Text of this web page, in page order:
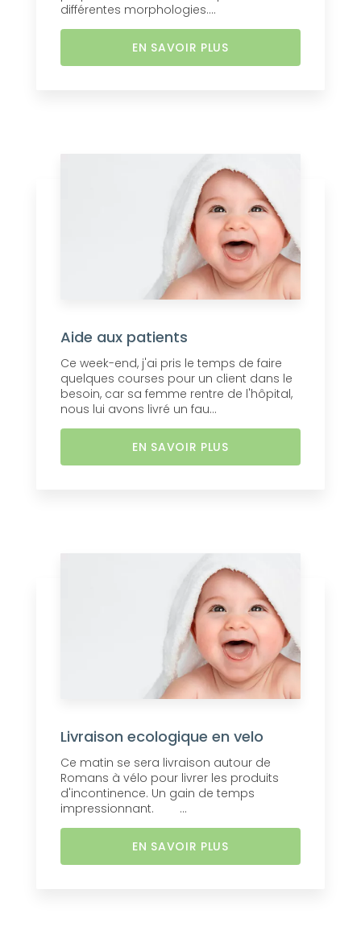
différentes morphologies....
EN SAVOIR PLUS
Aide aux patients
Ce week-end, j'ai pris le temps de faire
quelques courses pour un client dans le
besoin, car sa femme rentre de l'hôpital,
nous lui avons livré un fau...
EN SAVOIR PLUS
Livraison ecologique en velo
Ce matin se sera livraison autour de
Romans à vélo pour livrer les produits
d'incontinence. Un gain de temps
impressionnant. ...
EN SAVOIR PLUS